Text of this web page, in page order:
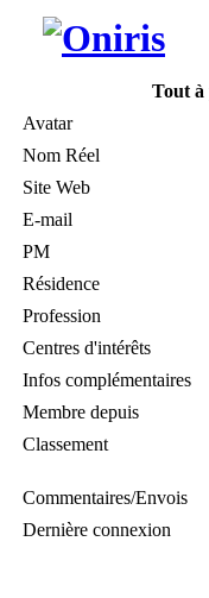
Tout à
Avatar
Nom Réel
Site Web
E-mail
PM
Résidence
Profession
Centres d'intérêts
Infos complémentaires
Membre depuis
Classement
Commentaires/Envois
Dernière connexion